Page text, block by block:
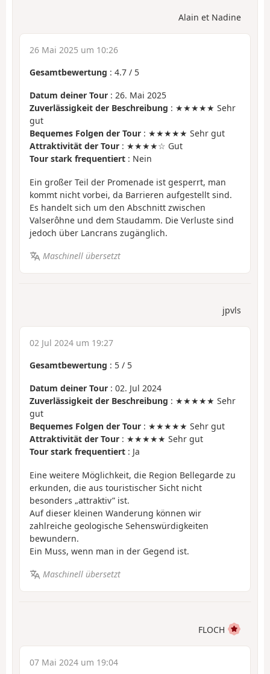
Alain et Nadine
26 Mai 2025 um 10:26
Gesamtbewertung : 4.7 / 5
Datum deiner Tour : 26. Mai 2025
Zuverlässigkeit der Beschreibung : ★★★★★ Sehr
gut
Bequemes Folgen der Tour : ★★★★★ Sehr gut
Attraktivität der Tour : ★★★★☆ Gut
Tour stark frequentiert : Nein
Ein großer Teil der Promenade ist gesperrt, man
kommt nicht vorbei, da Barrieren aufgestellt sind.
Es handelt sich um den Abschnitt zwischen
Valserôhne und dem Staudamm. Die Verluste sind
jedoch über Lancrans zugänglich.
Maschinell übersetzt
jpvls
02 Jul 2024 um 19:27
Gesamtbewertung : 5 / 5
Datum deiner Tour : 02. Jul 2024
Zuverlässigkeit der Beschreibung : ★★★★★ Sehr
gut
Bequemes Folgen der Tour : ★★★★★ Sehr gut
Attraktivität der Tour : ★★★★★ Sehr gut
Tour stark frequentiert : Ja
Eine weitere Möglichkeit, die Region Bellegarde zu
erkunden, die aus touristischer Sicht nicht
besonders „attraktiv” ist.
Auf dieser kleinen Wanderung können wir
zahlreiche geologische Sehenswürdigkeiten
bewundern.
Ein Muss, wenn man in der Gegend ist.
Maschinell übersetzt
FLOCH
07 Mai 2024 um 19:04